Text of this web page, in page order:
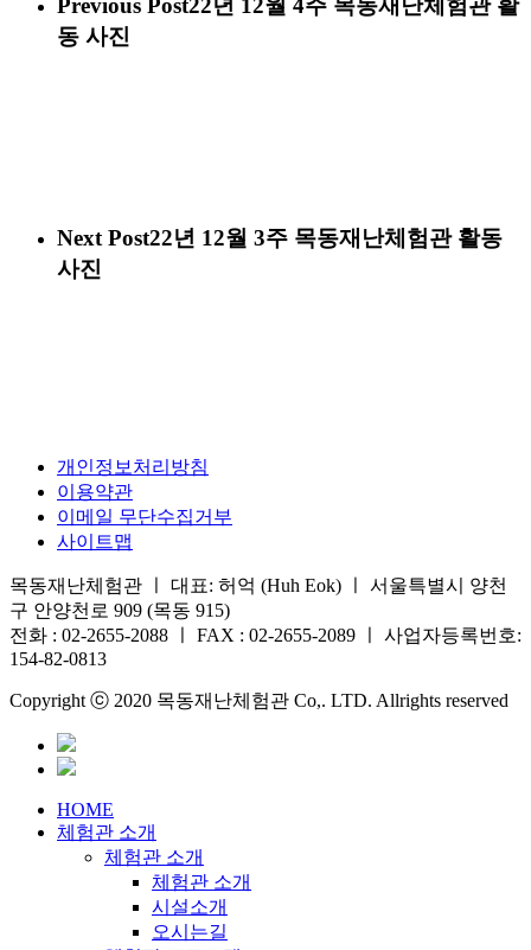
동 사진
Next Post22년 12월 3주 목동재난체험관 활동
사진
개인정보처리방침
이용약관
이메일 무단수집거부
사이트맵
목동재난체험관 ㅣ 대표: 허억 (Huh Eok) ㅣ 서울특별시 양천
구 안양천로 909 (목동 915)
전화 : 02-2655-2088 ㅣ FAX : 02-2655-2089 ㅣ 사업자등록번호:
154-82-0813
Copyright ⓒ 2020 목동재난체험관 Co,. LTD. Allrights reserved
HOME
체험관 소개
체험관 소개
체험관 소개
시설소개
오시는길